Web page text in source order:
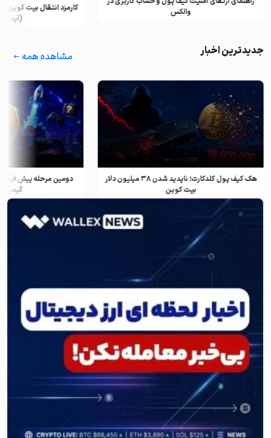
والکس
کارمزد انتقال بیت کوین
(آپدیت
جدیدترین اخبار مشاهده همه
هک کیف پول کلدکارت؛ ناپدید شدن ۳۸ میلیون دلار
بیت کوین
دومین مرحله پیش